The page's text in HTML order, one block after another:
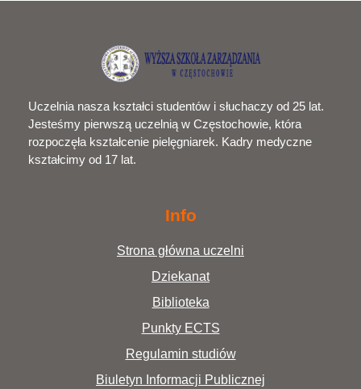
Uczelnia nasza kształci studentów i słuchaczy od 25 lat.
Jesteśmy pierwszą uczelnią w Częstochowie, która
rozpoczęła kształcenie pielęgniarek. Kadry medyczne
kształcimy od 17 lat.
Info
Strona główna uczelni
Dziekanat
Biblioteka
Punkty ECTS
Regulamin studiów
Biuletyn Informacji Publicznej